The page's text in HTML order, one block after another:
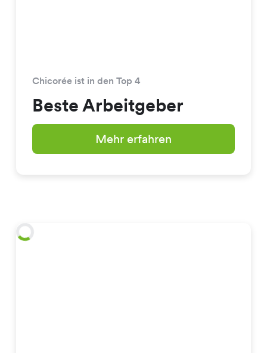
Chicorée ist in den Top 4
Beste Arbeitgeber
Mehr erfahren